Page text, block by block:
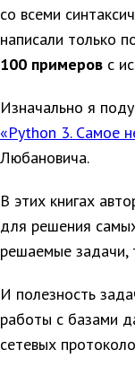
со всеми
написали только
100 примеров с
Изначально я
«Python 3. Самое
Любановича.
В этих книгах
для решения
решаемые задачи,
И полезность
работы с базами
сетевых